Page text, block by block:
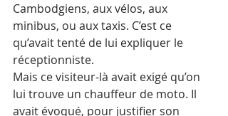
Cambodgiens, aux vélos, aux
minibus, ou aux taxis. C’est ce
qu’avait tenté de lui expliquer le
réceptionniste.
Mais ce visiteur-là avait exigé qu’on
lui trouve un chauffeur de moto. Il
avait évoqué, pour justifier son